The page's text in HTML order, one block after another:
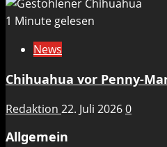
1 Minute gelesen
News
Chihuahua vor Penny-
Redaktion 22. Juli 20260
Allgemein